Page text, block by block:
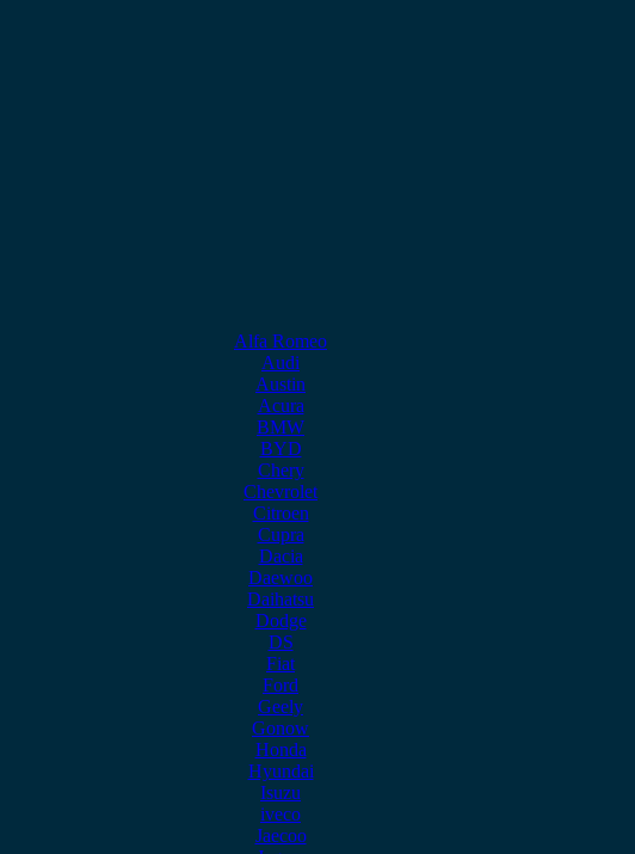
Alfa Romeo
Audi
Austin
Acura
BMW
BYD
Chery
Chevrolet
Citroen
Cupra
Dacia
Daewoo
Daihatsu
Dodge
DS
Fiat
Ford
Geely
Gonow
Honda
Hyundai
Isuzu
iveco
Jaecoo